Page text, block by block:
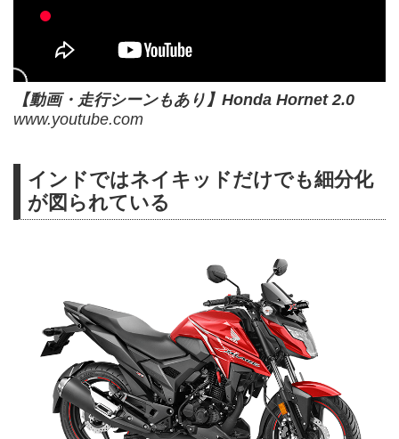
【動画・走行シーンもあり】Honda Hornet 2.0
www.youtube.com
インドではネイキッドだけでも細分化
が図られている